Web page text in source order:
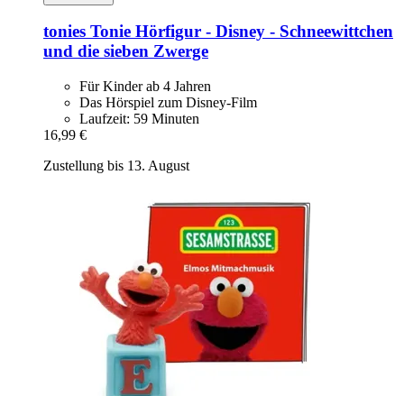
tonies Tonie Hörfigur -​ Disney -​ Schneewittchen
und die sieben Zwerge
Für Kinder ab 4 Jahren
Das Hörspiel zum Disney-Film
Laufzeit: 59 Minuten
16,99 €
Zustellung bis 13. August